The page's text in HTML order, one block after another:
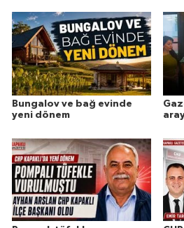
Bungalov ve bağ evinde
yeni dönem